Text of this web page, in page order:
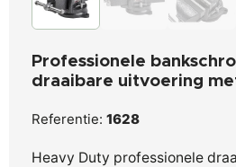
Professionele
draaibare uitvoering
Referentie: 1628
Heavy Duty professionele